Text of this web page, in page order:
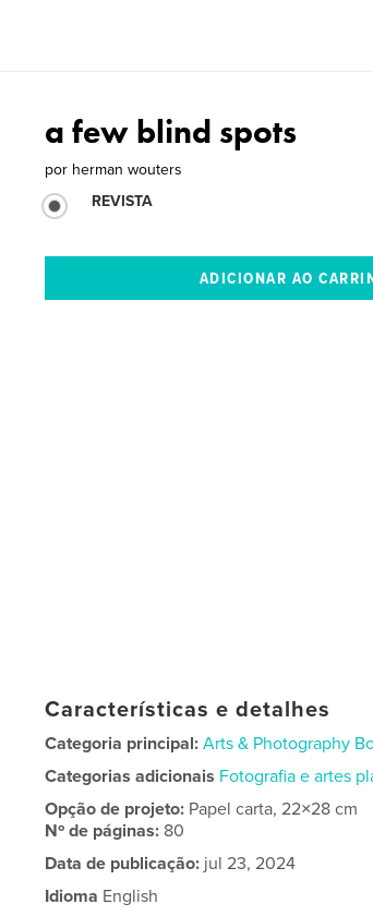
a few blind spots
por herman wouters
REVISTA
Características e detalhes
Categoria principal: Arts & Photography
Categorias adicionais Fotografia e artes
Opção de projeto: Papel carta, 22×28 cm
Nº de páginas: 80
Data de publicação: jul 23, 2024
Idioma English